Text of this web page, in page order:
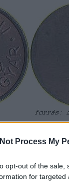
Process My
opt-out of the
for
jelenti.Az Érem